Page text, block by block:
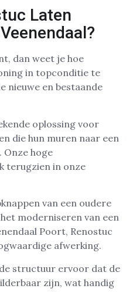
Laten
dan weet je hoe
in topconditie te
nieuwe en bestaande
oplossing voor
die hun muren naar een
Onze hoge
terugzien in onze
van een oudere
moderniseren van een
Poort, Renostuc
afwerking.
structuur ervoor dat de
zijn, wat handig